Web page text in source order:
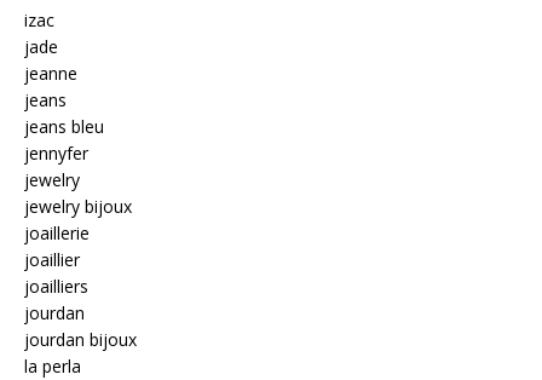
izac
jade
jeanne
jeans
jeans bleu
jennyfer
jewelry
jewelry bijoux
joaillerie
joaillier
joailliers
jourdan
jourdan bijoux
la perla